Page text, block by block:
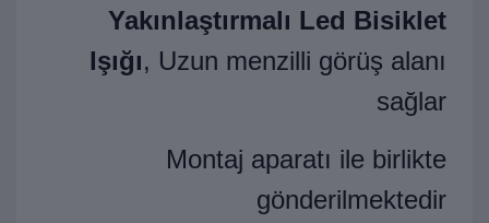
Yakınlaştırmalı Led Bisiklet
Işığı, Uzun menzilli görüş alanı
sağlar
Montaj aparatı ile birlikte
gönderilmektedir